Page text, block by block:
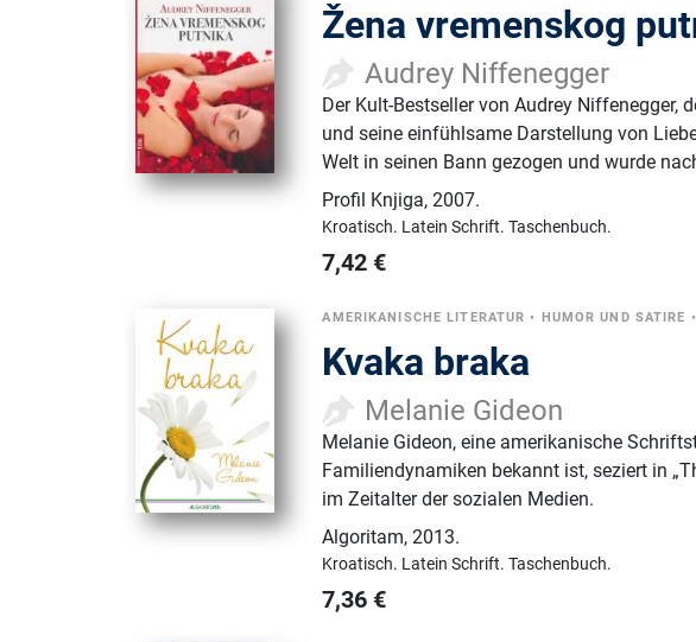
Žena vremenskog
Audrey Niffenegger
Der Kult-Bestseller von Audrey Niffenegger,
und seine einfühlsame Darstellung von
Welt in seinen Bann gezogen und wurde
Profil Knjiga,2007.
Kroatisch. Latein Schrift.Taschenbuch.
7,42 €
AMERIKANISCHE LITERATUR • HUMOR UND SATIRE •
Kvaka braka
Melanie Gideon
Melanie Gideon, eine amerikanische
Familiendynamiken bekannt ist, seziert in
im Zeitalter der sozialen Medien.
Algoritam,2013.
Kroatisch. Latein Schrift.Taschenbuch.
7,36 €